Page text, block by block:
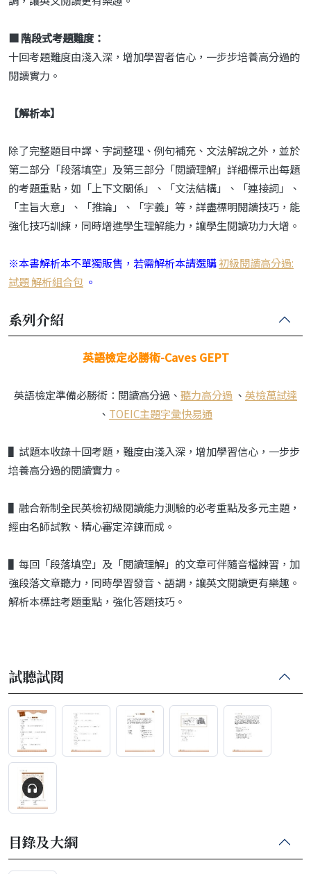
■階段式考題難度：
十回考題難度由淺入深，增加學習者信心，一步步培養高分過的
閱讀實力。
【解析本】
除了完整題目中譯、字詞整理、例句補充、文法解說之外，並於
第二部分「段落填空」及第三部分「閱讀理解」詳細標示出每題
的考題重點，如「上下文關係」、「文法結構」、「連接詞」、
「主旨大意」、「推論」、「字義」等，詳盡標明閱讀技巧，能
強化技巧訓練，同時增進學生理解能力，讓學生閱讀功力大增。
※本書解析本不單獨販售 ，若需解析本請選購初級閱讀高分過:
試題 解析組合包 。
系列介紹
英語檢定必勝術-Caves GEPT
英語檢定準備必勝術：閱讀高分過、 聽力高分過 、 英檢萬試達
、 TOEIC主題字彙快易通
▌試題本收錄十回考題，難度由淺入深，增加學習信心，一步步
培養高分過的閱讀實力。
▌融合新制全民英檢初級閱讀能力測驗的必考重點及多元主題，
經由名師試教、精心審定淬鍊而成。
▌每回「段落填空」及「閱讀理解」的文章可伴隨音檔練習，加
強段落文章聽力，同時學習發音、語調，讓英文閱讀更有樂趣。
解析本標註考題重點，強化答題技巧。
試聽試閱
目錄及大綱